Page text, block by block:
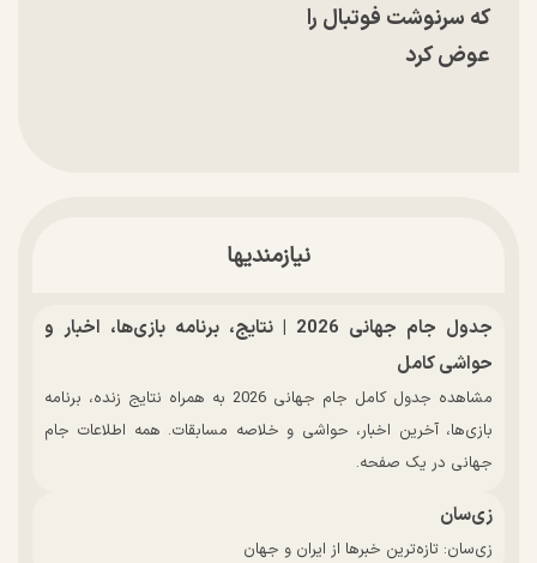
که سرنوشت فوتبال را
عوض کرد
نیازمندیها
جدول جام جهانی 2026 | نتایج، برنامه بازی‌ها، اخبار و
حواشی کامل
مشاهده جدول کامل جام جهانی 2026 به همراه نتایج زنده، برنامه
بازی‌ها، آخرین اخبار، حواشی و خلاصه مسابقات. همه اطلاعات جام
جهانی در یک صفحه.
زی‌سان
زی‌سان: تازه‌ترین خبرها از ایران و جهان